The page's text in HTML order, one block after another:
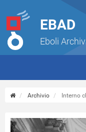
EBAD
Eboli
Archivio Interno